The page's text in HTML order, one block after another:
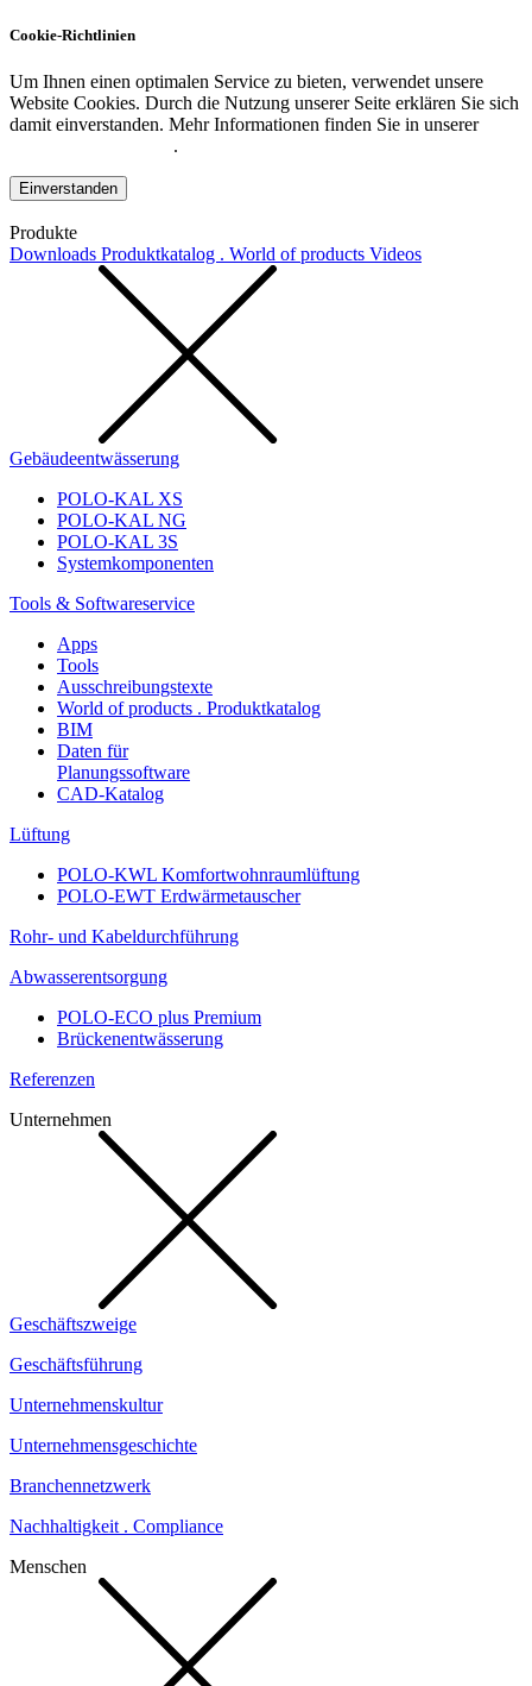
Cookie-Richtlinien
Um Ihnen einen optimalen Service zu bieten, verwendet unsere
Website Cookies. Durch die Nutzung unserer Seite erklären Sie sich
damit einverstanden. Mehr Informationen finden Sie in unserer
.
Einverstanden
Produkte
Downloads Produktkatalog . World of products Videos
Gebäudeentwässerung
POLO-KAL XS
POLO-KAL NG
POLO-KAL 3S
Systemkomponenten
Tools & Softwareservice
Apps
Tools
Ausschreibungstexte
World of products . Produktkatalog
BIM
Daten für
Planungssoftware
CAD-Katalog
Lüftung
POLO-KWL Komfortwohnraumlüftung
POLO-EWT Erdwärmetauscher
Rohr- und Kabeldurchführung
Abwasserentsorgung
POLO-ECO plus Premium
Brückenentwässerung
Referenzen
Unternehmen
Geschäftszweige
Geschäftsführung
Unternehmenskultur
Unternehmensgeschichte
Branchennetzwerk
Nachhaltigkeit . Compliance
Menschen